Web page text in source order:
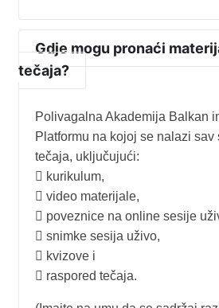
Gdje mogu pronaći
tečaja?
Polivagalna Akademija Balkan
Platformu na kojoj se nalazi sav
tečaja, uključujući:
 kurikulum,
 video materijale,
 poveznice na online sesije
 snimke sesija uživo,
 kvizove i
 raspored tečaja.